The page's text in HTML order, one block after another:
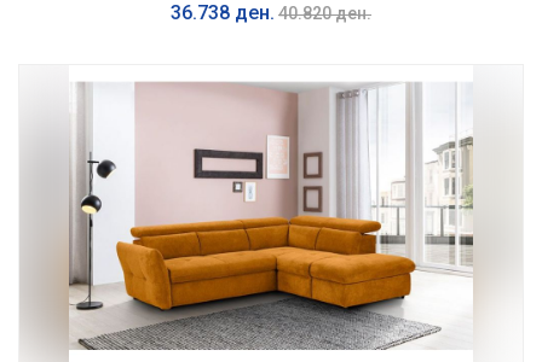
36.738 ден. 40.820 ден.